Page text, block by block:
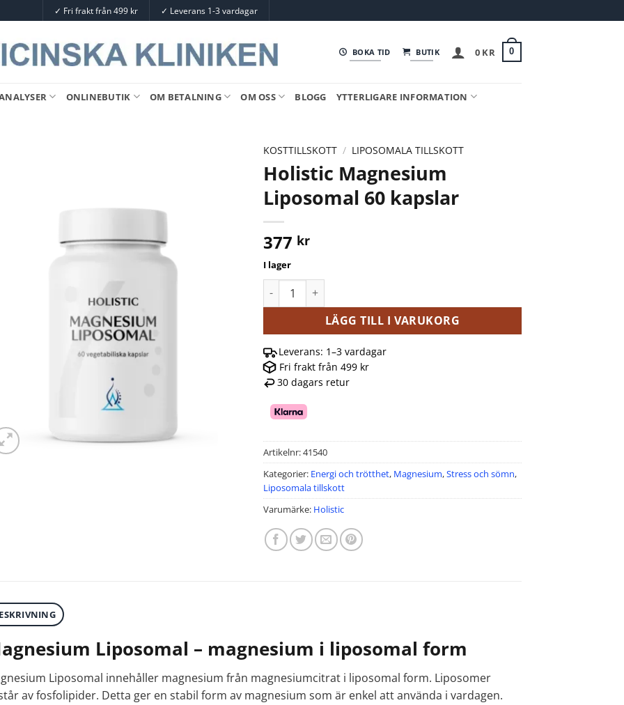
✓ Fri frakt från 499 kr ✓ Leverans 1-3 vardagar
BOKA TID BUTIK 0 KR 0
ONLINEBUTIK OM BETALNING OM OSS BLOGG YTTERLIGARE INFORMATION
KOSTTILLSKOTT / LIPOSOMALA TILLSKOTT
Holistic Magnesium
Liposomal 60 kapslar
377 kr
I lager
Holistic Magnesium Liposomal 60 kapslar mängd
LÄGG TILL I VARUKORG
Leverans: 1–3 vardagar
Fri frakt från 499 kr
30 dagars retur
Artikelnr:41540
Kategorier: Energi och trötthet, Magnesium,Stress och sömn,
Liposomala tillskott
Varumärke: Holistic
Liposomal – magnesium i liposomal form
Liposomal innehåller magnesium från magnesiumcitrat i liposomal form. Liposomer
av fosfolipider. Detta ger en stabil form av magnesium som är enkel att använda i vardagen.